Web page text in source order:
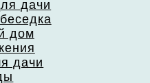
дачи
дом
дачи